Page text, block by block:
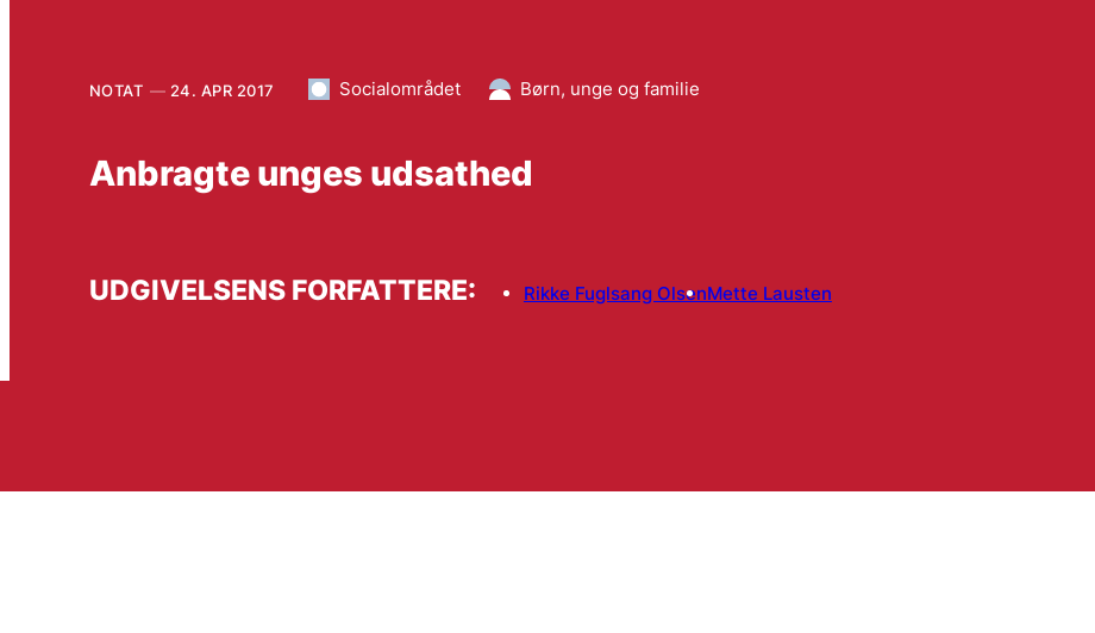
NOTAT 24. APR 2017 Socialområdet Børn, unge og familie
Anbragte unges udsathed
UDGIVELSENS FORFATTERE: Rikke Fuglsang OlsenMette Lausten